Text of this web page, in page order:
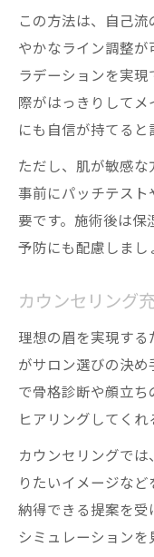
この方法は、自己
やかなライン調整
ラデーションを実
際がはっきりして
にも自信が持てると
ただし、肌が敏感な
事前にパッチテス
要です。施術後は
予防にも配慮しまし
カウンセリング
理想の眉を実現す
がサロン選びの決
で骨格診断や顔立ち
ヒアリングしてくれ
カウンセリングで
りたいイメージなど
納得できる提案を
シミュレーションを